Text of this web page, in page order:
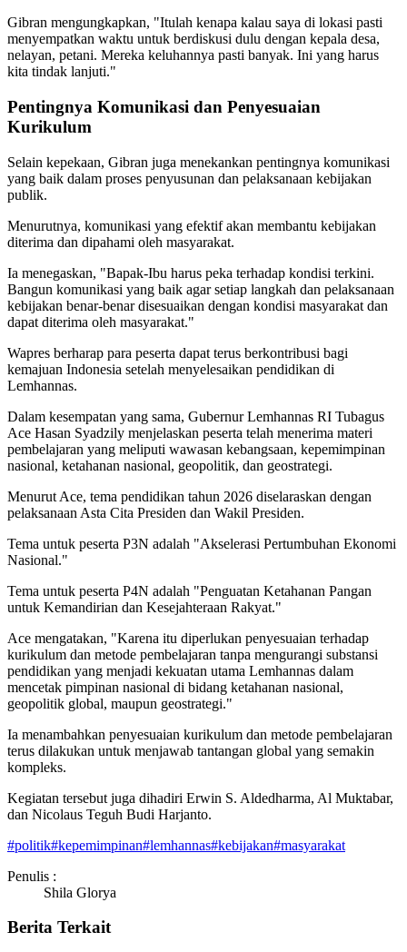
Gibran mengungkapkan, "Itulah kenapa kalau saya di lokasi pasti
menyempatkan waktu untuk berdiskusi dulu dengan kepala desa,
nelayan, petani. Mereka keluhannya pasti banyak. Ini yang harus
kita tindak lanjuti."
Pentingnya Komunikasi dan Penyesuaian
Kurikulum
Selain kepekaan, Gibran juga menekankan pentingnya komunikasi
yang baik dalam proses penyusunan dan pelaksanaan kebijakan
publik.
Menurutnya, komunikasi yang efektif akan membantu kebijakan
diterima dan dipahami oleh masyarakat.
Ia menegaskan, "Bapak-Ibu harus peka terhadap kondisi terkini.
Bangun komunikasi yang baik agar setiap langkah dan pelaksanaan
kebijakan benar-benar disesuaikan dengan kondisi masyarakat dan
dapat diterima oleh masyarakat."
Wapres berharap para peserta dapat terus berkontribusi bagi
kemajuan Indonesia setelah menyelesaikan pendidikan di
Lemhannas.
Dalam kesempatan yang sama, Gubernur Lemhannas RI Tubagus
Ace Hasan Syadzily menjelaskan peserta telah menerima materi
pembelajaran yang meliputi wawasan kebangsaan, kepemimpinan
nasional, ketahanan nasional, geopolitik, dan geostrategi.
Menurut Ace, tema pendidikan tahun 2026 diselaraskan dengan
pelaksanaan Asta Cita Presiden dan Wakil Presiden.
Tema untuk peserta P3N adalah "Akselerasi Pertumbuhan Ekonomi
Nasional."
Tema untuk peserta P4N adalah "Penguatan Ketahanan Pangan
untuk Kemandirian dan Kesejahteraan Rakyat."
Ace mengatakan, "Karena itu diperlukan penyesuaian terhadap
kurikulum dan metode pembelajaran tanpa mengurangi substansi
pendidikan yang menjadi kekuatan utama Lemhannas dalam
mencetak pimpinan nasional di bidang ketahanan nasional,
geopolitik global, maupun geostrategi."
Ia menambahkan penyesuaian kurikulum dan metode pembelajaran
terus dilakukan untuk menjawab tantangan global yang semakin
kompleks.
Kegiatan tersebut juga dihadiri Erwin S. Aldedharma, Al Muktabar,
dan Nicolaus Teguh Budi Harjanto.
#politik#kepemimpinan#lemhannas#kebijakan#masyarakat
Penulis :
Shila Glorya
Berita Terkait